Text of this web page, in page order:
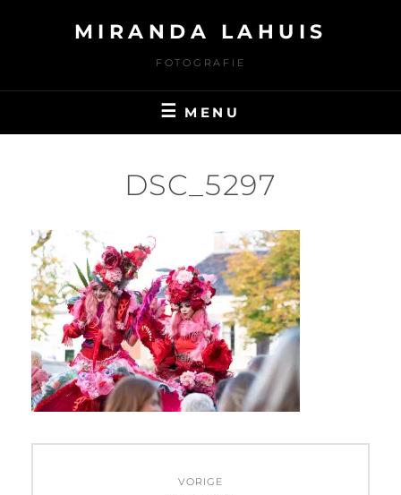
MIRANDA LAHUIS
FOTOGRAFIE
MENU
DSC_5297
VORIGE